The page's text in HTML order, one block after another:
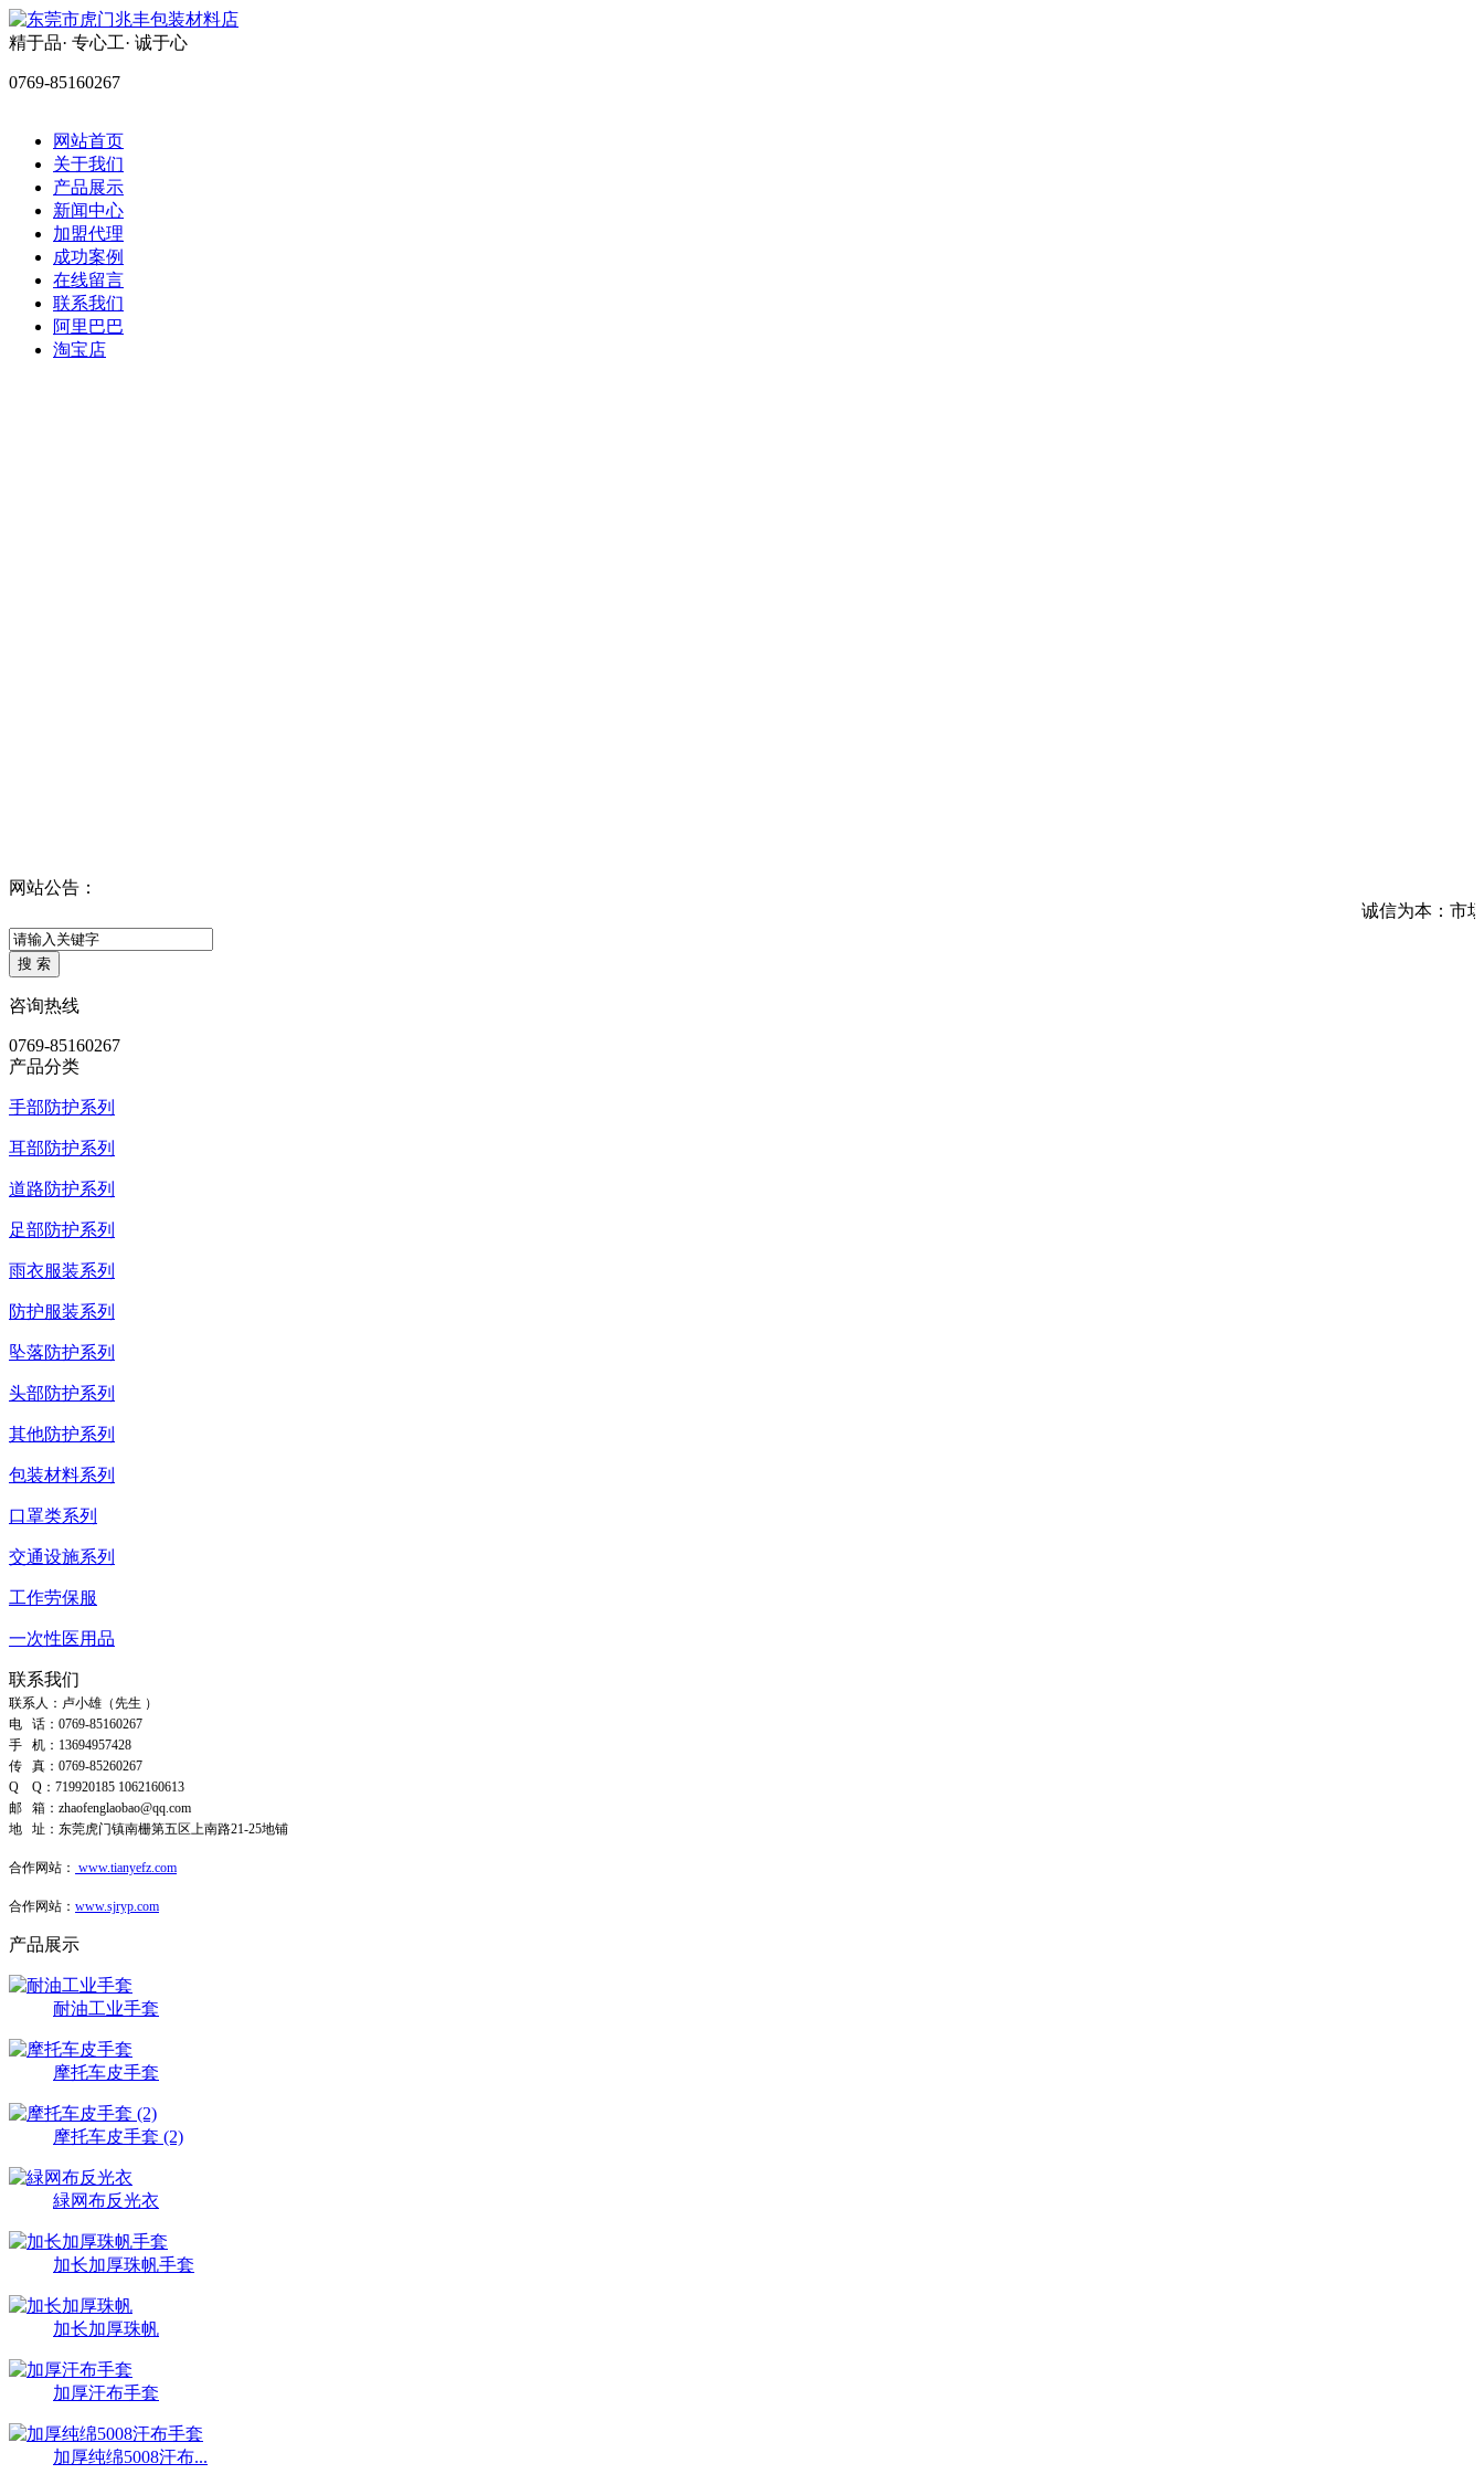
精于品· 专心工· 诚于心
0769-85160267
网站首页
关于我们
产品展示
新闻中心
加盟代理
成功案例
在线留言
联系我们
阿里巴巴
淘宝店
网站公告：
诚信为本：市场
咨询热线
0769-85160267
产品分类
手部防护系列
耳部防护系列
道路防护系列
足部防护系列
雨衣服装系列
防护服装系列
坠落防护系列
头部防护系列
其他防护系列
包装材料系列
口罩类系列
交通设施系列
工作劳保服
一次性医用品
联系我们
联系人：卢小雄（先生 ）
电 话：0769-85160267
手 机：13694957428
传 真：0769-85260267
Q Q ： 719920185 1062160613
邮 箱 ： zhaofenglaobao@qq.com
地 址 ： 东莞虎门镇南栅第五区上南路21-25地铺
合作网站 ： www.tianyefz.com
合作网站： www.sjryp.com
产品展示
耐油工业手套
摩托车皮手套
摩托车皮手套 (2)
緑网布反光衣
加长加厚珠帆手套
加长加厚珠帆
加厚汗布手套
加厚纯绵5008汗布...